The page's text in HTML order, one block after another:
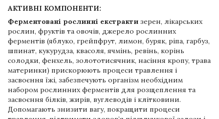
АКТИВНІ КОМПОНЕНТИ:
Ферментовані рослинні екстракти зерен, лікарських
рослин, фруктів та овочів, джерело рослинних
ферментів (яблуко, грейпфрут, лимон, буряк, ріпа, гарбуз,
шпинат, кукурудза, квасоля, ячмінь, ревінь, корінь
солодки, фенхель, золототисячник, насіння кропу, трава
материнки) прискорюють процеси травлення і
засвоєння їжі, забезпечують організм необхідним
набором рослинних ферментів для розщеплення та
засвоєння білків, жирів, вуглеводів і клітковини.
Допомагають знизити вагу, покращити процеси